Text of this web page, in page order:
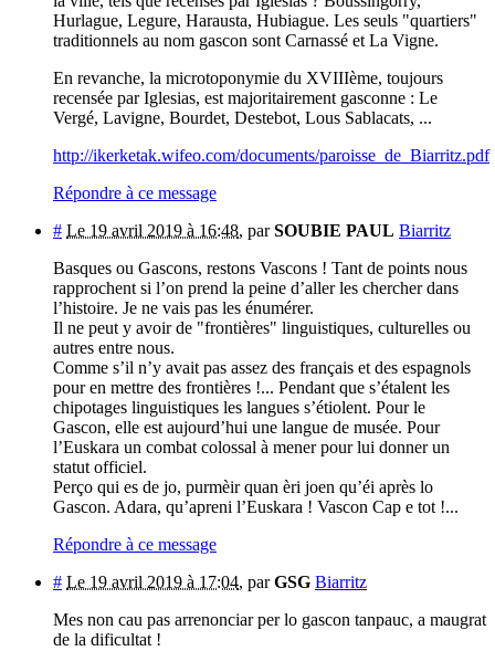
Hurlague, Legure, Harausta, Hubiague. Les seuls "quartiers"
traditionnels au nom gascon sont Carnassé et La Vigne.
En revanche, la microtoponymie du XVIIIème, toujours
recensée par Iglesias, est majoritairement gasconne : Le
Vergé, Lavigne, Bourdet, Destebot, Lous Sablacats, ...
http://ikerketak.wifeo.com/documents/paroisse_de_Biarritz.pdf
Répondre à ce message
# Le 19 avril 2019 à 16:48, parSOUBIE PAUL Biarritz
Basques ou Gascons, restons Vascons ! Tant de points nous
rapprochent si l’on prend la peine d’aller les chercher dans
l’histoire. Je ne vais pas les énumérer.
Il ne peut y avoir de "frontières" linguistiques, culturelles ou
autres entre nous.
Comme s’il n’y avait pas assez des français et des espagnols
pour en mettre des frontières !... Pendant que s’étalent les
chipotages linguistiques les langues s’étiolent. Pour le
Gascon, elle est aujourd’hui une langue de musée. Pour
l’Euskara un combat colossal à mener pour lui donner un
statut officiel.
Perço qui es de jo, purmèir quan èri joen qu’éi après lo
Gascon. Adara, qu’apreni l’Euskara ! Vascon Cap e tot !...
Répondre à ce message
# Le 19 avril 2019 à 17:04, parGSG Biarritz
Mes non cau pas arrenonciar per lo gascon tanpauc, a maugrat
de la dificultat !